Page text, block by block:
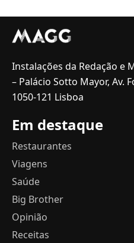
Instalações da Redação e
– Palácio Sotto Mayor, Av.
1050-121 Lisboa
Em destaque
Restaurantes
Viagens
Saúde
Big Brother
Opinião
Receitas